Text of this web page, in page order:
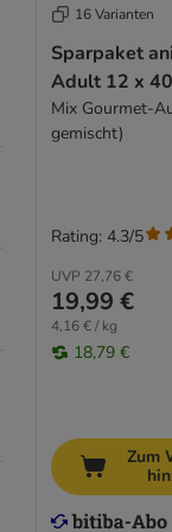
16 Varianten
Sparpaket
Adult 12 x
Mix Gourmet-
gemischt)
UVP 27,76 €
19,99 €
4,16 € / kg
18,79 €
Rating: 4.3/5
Zum